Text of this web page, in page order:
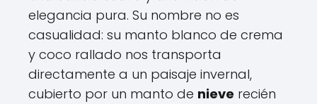
elegancia pura. Su nombre no es
casualidad: su manto blanco de crema
y coco rallado nos transporta
directamente a un paisaje invernal,
cubierto por un manto de nieve recién